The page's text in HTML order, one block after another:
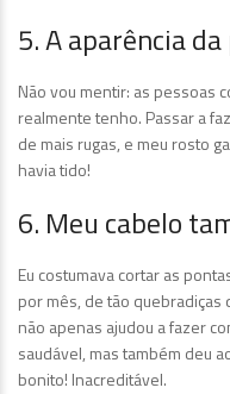
5. A aparência
Não vou mentir: as pessoas
realmente tenho. Passar a
de mais rugas, e meu rosto
havia tido!
6. Meu cabelo
Eu costumava cortar as
por mês, de tão quebradiças
não apenas ajudou a fazer
saudável, mas também deu
bonito! Inacreditável.